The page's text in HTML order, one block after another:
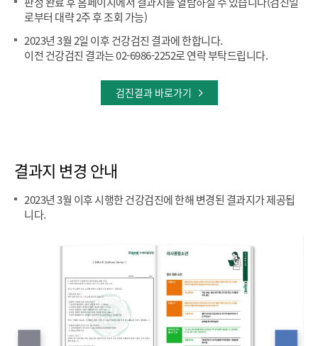
로부터 대략 2주 후 조회 가능)
2023년 3월 2일 이후 건강검진 결과에 한합니다.
이전 건강검진 결과는 02-6986-2252로 연락 부탁드립니다.
검진결과 바로가기
결과지 변경 안내
2023년 3월 이후 시행한 건강검진에 한해 변경된 결과지가 제공됩
니다.